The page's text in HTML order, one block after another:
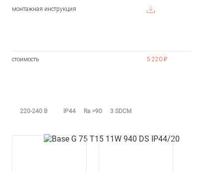
монтажная инструкция
стоимость 5 220 ₽
220-240 В IP44 Ra >90 3 SDCM